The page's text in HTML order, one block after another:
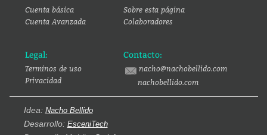
Cuenta básica
Cuenta Avanzada
Sobre esta página
Colaboradores
Legal:
Terminos de uso
Privacidad
Contacto:
nacho@nachobellido.com
nachobellido.com
Idea: Nacho Bellido
Desarrollo: EsceniTech